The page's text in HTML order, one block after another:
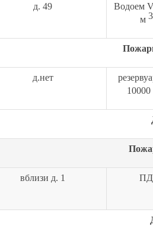
д. 49 Водоем
м 3
д.нет
вблизи д. 1 ПД